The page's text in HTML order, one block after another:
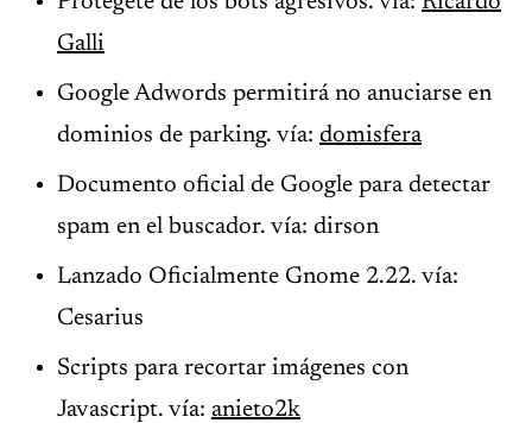
Galli
Google Adwords permitirá no anuciarse en
dominios de parking. vía: domisfera
Documento oficial de Google para detectar
spam en el buscador. vía: dirson
Lanzado Oficialmente Gnome 2.22. vía:
Cesarius
Scripts para recortar imágenes con
Javascript. vía: anieto2k